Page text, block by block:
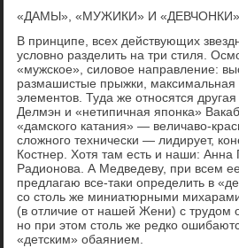
«ДАМЫ», «МУЖИКИ» И «ДЕВЧОНКИ»
В принципе, всех действующих
условно разделить на три стиля.
«мужское», силовое направление:
размашистые прыжки, максимальная
элементов. Туда же относятся
Делмэн и «нетипичная японка»
«дамского катания» — величаво-
сложного технически — лидирует,
Костнер. Хотя там есть и наши: Анна
Радионова. А Медведеву, при всем
предлагаю все-таки определить в
со столь же миниатюрными
(в отличие от нашей Жени) с трудом
но при этом столь же редко
«детским» обаянием.